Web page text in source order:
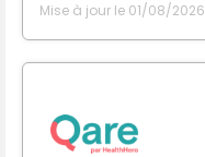
Mise à jour le 01/08/2026